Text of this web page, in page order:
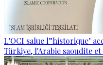
L'OCI salue l'"historique"
Türkiye, l'Arabie saoudite et